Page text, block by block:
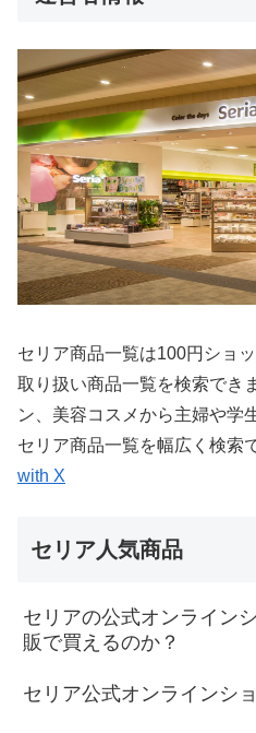
セリア商品一覧は100円ショ
取り扱い商品一覧を検索でき
ン、美容コスメから主婦や学
セリア商品一覧を幅広く検索
with X
セリア人気商品
セリアの公式オンライン
販で買えるのか？
セリア公式オンラインシ